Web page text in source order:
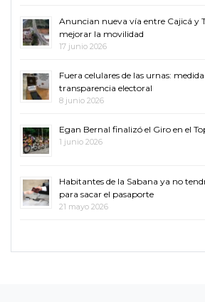
Anuncian nueva vía entre Cajicá y
mejorar la movilidad
17 junio 2026
Fuera celulares de las urnas:
transparencia electoral
8 junio 2026
Egan Bernal finalizó el Giro en el
1 junio 2026
Habitantes de la Sabana ya no
para sacar el pasaporte
21 mayo 2026